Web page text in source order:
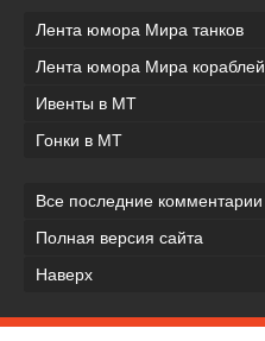
Лента юмора Мира танков
Лента юмора Мира кораблей
Ивенты в МТ
Гонки в МТ
Все последние комментарии
Полная версия сайта
Наверх